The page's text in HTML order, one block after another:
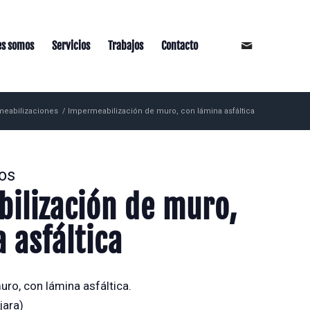
somos Servicios Trabajos Contacto
/ Impermeabilización de muro, con lámina asfáltica
de muro,
asfáltica
con lámina asfáltica.